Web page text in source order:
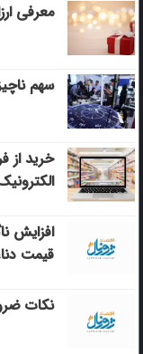
معرفی
سهم
خرید از
افزایش
قیمت
نکات